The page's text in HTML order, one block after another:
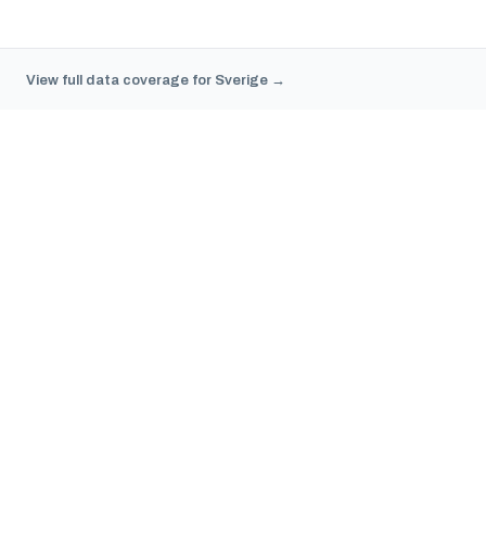
View full data coverage for Sverige →